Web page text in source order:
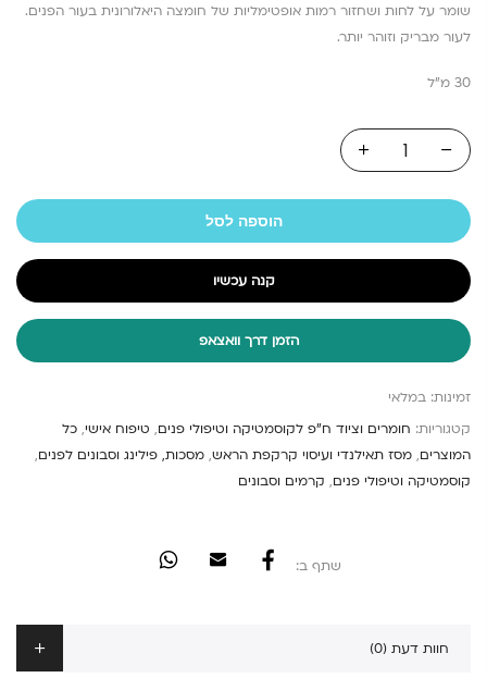
שומר על לחות ושחזור רמות אופטימליות של חומצה היאלורונית בעור הפנים.
לעור מבריק וזוהר יותר.
30 מ”ל
הוספה לסל
קנה עכשיו
הזמן דרך וואצאפ
זמינות: במלאי
קטגוריות: חומרים וציוד ח"פ לקוסמטיקה וטיפולי פנים, טיפוח אישי, כל
המוצרים, מסז תאילנדי ועיסוי קרקפת הראש, מסכות, פילינג וסבונים לפנים,
קוסמטיקה וטיפולי פנים, קרמים וסבונים
שתף ב:
חוות דעת (0)